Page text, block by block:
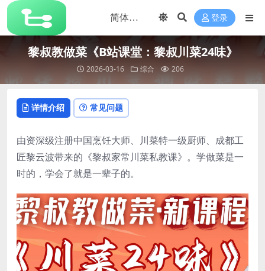
登录
黎叔教做菜《B站课堂：黎叔川菜24味》
2026-03-16 综合 206
详情介绍 常见问题
由资深级注册中国烹饪大师、川菜特一级厨师、成都工
匠黎云波带来的《黎叔家常川菜私教课》。学做菜是一
时的，学会了就是一辈子的。